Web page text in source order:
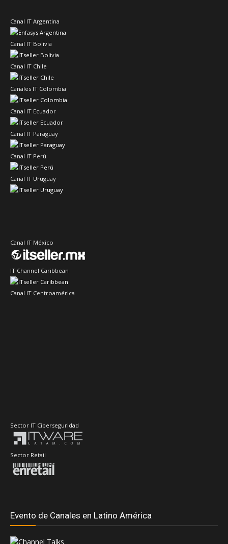
Canal IT Argentina
Canal IT Bolivia
Canal IT Chile
Canales IT Colombia
Canal IT Ecuador
Canal IT Paraguay
Canal IT Perú
Canal IT Uruguay
Canal IT México
IT Channel Caribbean
Canal IT Centroamérica
Sector IT Ciberseguridad
Sector Retail
Evento de Canales en Latino América